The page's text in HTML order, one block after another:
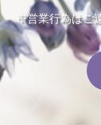
※営業行為はご